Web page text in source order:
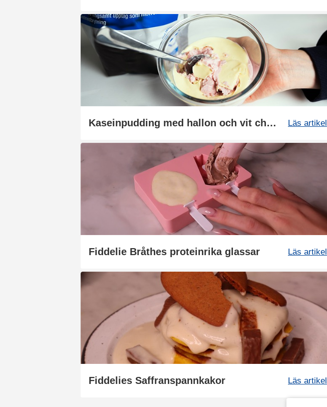
Kaseinpudding med hallon och vit choklad Läs artikel
Fiddelie Bråthes proteinrika glassar Läs artikel
Fiddelies Saffranspannkakor Läs artikel